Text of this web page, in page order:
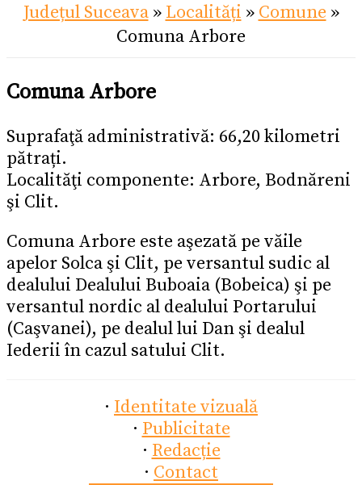
Județul Suceava» Localități » Comune »
Comuna Arbore
Comuna Arbore
Suprafaţă administrativă: 66,20 kilometri
pătrați.
Localităţi componente: Arbore, Bodnăreni
şi Clit.
Comuna Arbore este aşezată pe văile
apelor Solca şi Clit, pe versantul sudic al
dealului Dealului Buboaia (Bobeica) şi pe
versantul nordic al dealului Portarului
(Caşvanei), pe dealul lui Dan şi dealul
Iederii în cazul satului Clit.
· Identitate vizuală
· Publicitate
· Redacție
· Contact